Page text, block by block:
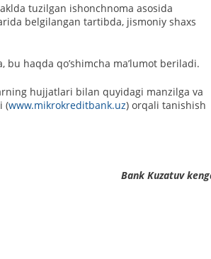
tuzilgan ishonchnoma asosida
belgilangan tartibda, jismoniy shaxs
haqda qoʼshimcha maʼlumot beriladi.
hujjatlari bilan quyidagi manzilga va
(www.mikrokreditbank.uz) orqali tanishish
Bank Kuzatuv